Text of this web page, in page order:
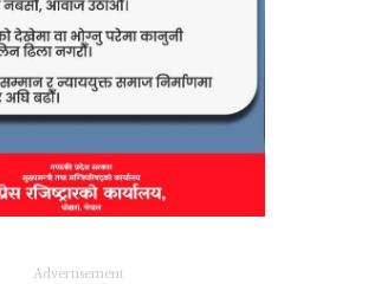
Advertisement